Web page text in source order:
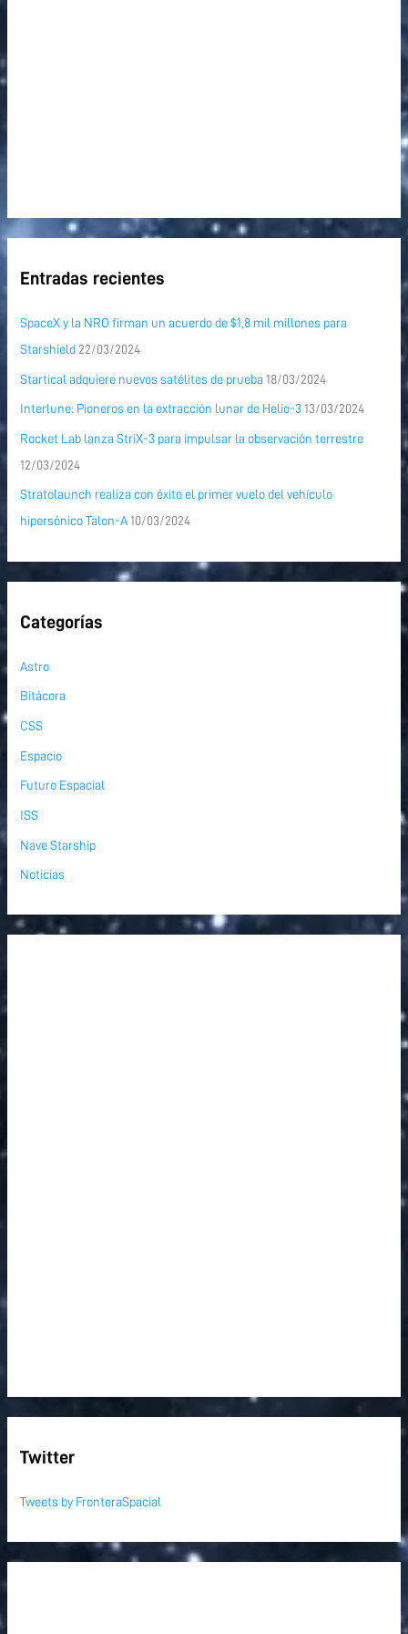
Entradas recientes
SpaceX y la NRO firman un acuerdo de $1,8 mil millones para
Starshield 22/03/2024
Startical adquiere nuevos satélites de prueba 18/03/2024
Interlune: Pioneros en la extracción lunar de Helio-3 13/03/2024
Rocket Lab lanza StriX-3 para impulsar la observación terrestre
12/03/2024
Stratolaunch realiza con éxito el primer vuelo del vehículo
hipersónico Talon-A 10/03/2024
Categorías
Astro
Bitácora
CSS
Espacio
Futuro Espacial
ISS
Nave Starship
Noticias
Twitter
Tweets by FronteraSpacial